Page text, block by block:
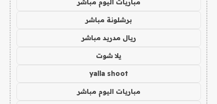
برشلونة مباشر
ريال مدريد مباشر
يلا شوت
yalla shoot
مباريات اليوم مباشر